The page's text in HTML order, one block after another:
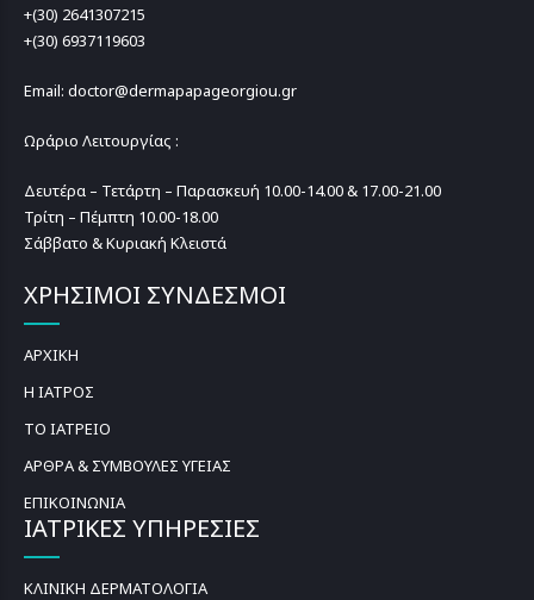
+(30) 2641307215
+(30) 6937119603
Email: doctor@dermapapageorgiou.gr
Ωράριο Λειτουργίας :
Δευτέρα – Τετάρτη – Παρασκευή 10.00-14.00 & 17.00-21.00
Τρίτη – Πέμπτη 10.00-18.00
Σάββατο & Κυριακή Κλειστά
ΧΡΗΣΙΜΟΙ ΣΥΝΔΕΣΜΟΙ
ΑΡΧΙΚΗ
Η ΙΑΤΡΟΣ
ΤΟ ΙΑΤΡΕΙΟ
ΑΡΘΡΑ & ΣΥΜΒΟΥΛΕΣ ΥΓΕΙΑΣ
ΕΠΙΚΟΙΝΩΝΙΑ
ΙΑΤΡΙΚΕΣ ΥΠΗΡΕΣΙΕΣ
ΚΛΙΝΙΚΗ ΔΕΡΜΑΤΟΛΟΓΙΑ